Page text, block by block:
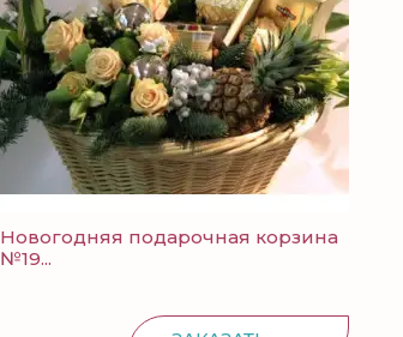
Новогодняя подарочная корзина
№19...